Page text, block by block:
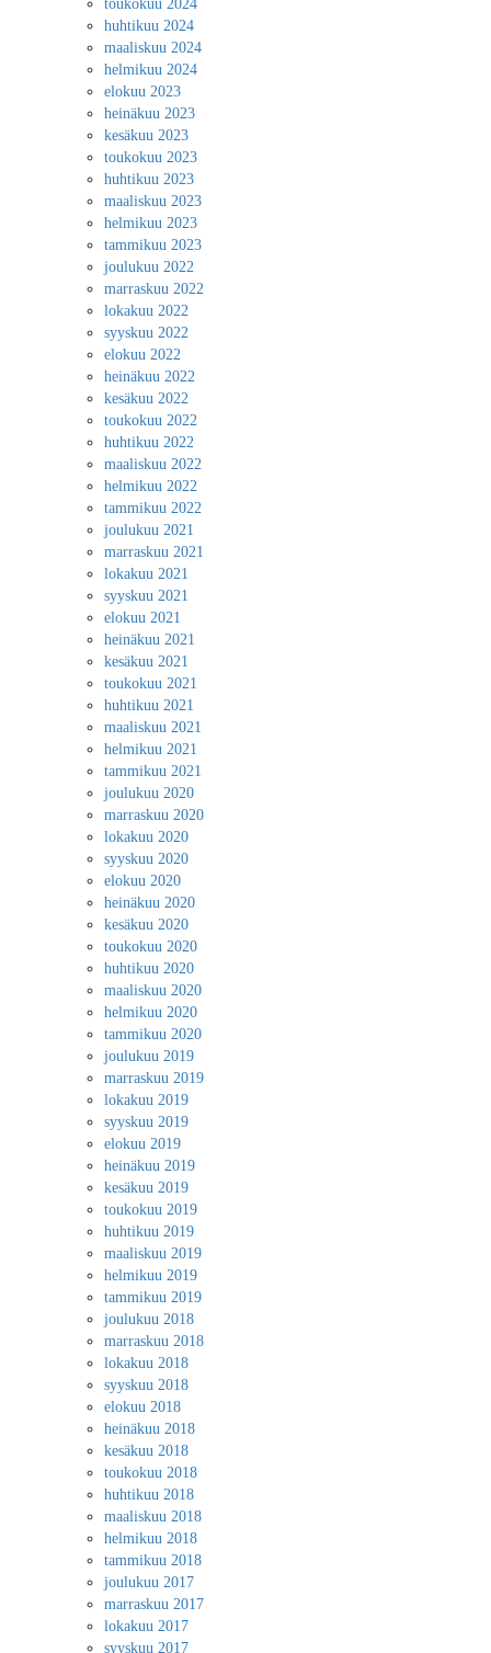
toukokuu 2024
huhtikuu 2024
maaliskuu 2024
helmikuu 2024
elokuu 2023
heinäkuu 2023
kesäkuu 2023
toukokuu 2023
huhtikuu 2023
maaliskuu 2023
helmikuu 2023
tammikuu 2023
joulukuu 2022
marraskuu 2022
lokakuu 2022
syyskuu 2022
elokuu 2022
heinäkuu 2022
kesäkuu 2022
toukokuu 2022
huhtikuu 2022
maaliskuu 2022
helmikuu 2022
tammikuu 2022
joulukuu 2021
marraskuu 2021
lokakuu 2021
syyskuu 2021
elokuu 2021
heinäkuu 2021
kesäkuu 2021
toukokuu 2021
huhtikuu 2021
maaliskuu 2021
helmikuu 2021
tammikuu 2021
joulukuu 2020
marraskuu 2020
lokakuu 2020
syyskuu 2020
elokuu 2020
heinäkuu 2020
kesäkuu 2020
toukokuu 2020
huhtikuu 2020
maaliskuu 2020
helmikuu 2020
tammikuu 2020
joulukuu 2019
marraskuu 2019
lokakuu 2019
syyskuu 2019
elokuu 2019
heinäkuu 2019
kesäkuu 2019
toukokuu 2019
huhtikuu 2019
maaliskuu 2019
helmikuu 2019
tammikuu 2019
joulukuu 2018
marraskuu 2018
lokakuu 2018
syyskuu 2018
elokuu 2018
heinäkuu 2018
kesäkuu 2018
toukokuu 2018
huhtikuu 2018
maaliskuu 2018
helmikuu 2018
tammikuu 2018
joulukuu 2017
marraskuu 2017
lokakuu 2017
syyskuu 2017